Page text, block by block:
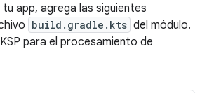
app, agrega las siguientes
build.gradle.kts del módulo.
para el procesamiento de